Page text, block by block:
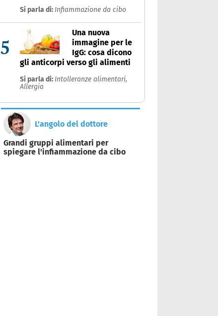
Si parla di: Infiammazione da cibo
5
Una nuova
immagine per le
IgG: cosa dicono
gli anticorpi verso gli alimenti
Si parla di: Intolleranze alimentari,
Allergia
L'angolo del dottore
Grandi gruppi alimentari per
spiegare l'infiammazione da cibo